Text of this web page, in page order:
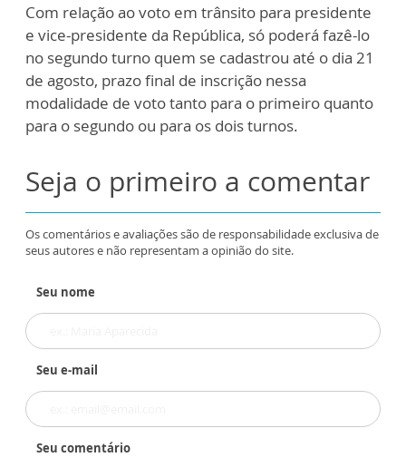
Com relação ao voto em trânsito para presidente
e vice-presidente da República, só poderá fazê-lo
no segundo turno quem se cadastrou até o dia 21
de agosto, prazo final de inscrição nessa
modalidade de voto tanto para o primeiro quanto
para o segundo ou para os dois turnos.
Seja o primeiro a comentar
Os comentários e avaliações são de responsabilidade exclusiva de
seus autores e não representam a opinião do site.
Seu nome
Seu e-mail
Seu comentário